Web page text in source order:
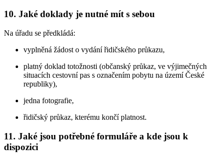
10. Jaké doklady je nutné mít s sebou
Na úřadu se předkládá:
vyplněná žádost o vydání řidičského průkazu,
platný doklad totožnosti (občanský průkaz, ve výjimečných
situacích cestovní pas s označením pobytu na území České
republiky),
jedna fotografie,
řidičský průkaz, kterému končí platnost.
11. Jaké jsou potřebné formuláře a kde jsou k
dispozici